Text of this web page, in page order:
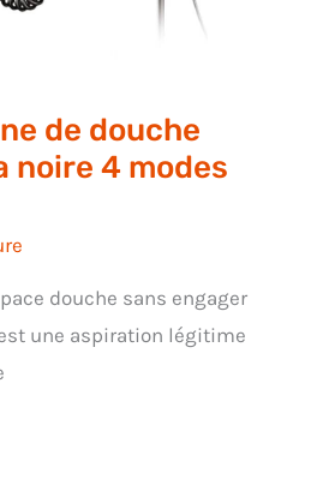
de douche
noire 4 modes
douche sans engager
une aspiration légitime